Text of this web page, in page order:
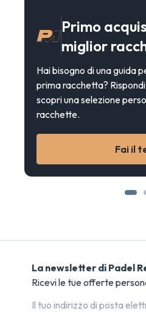
Primo
miglior
Hai bisogno di una guida
prima racchetta?
scopri una selezione
racchette.
Fai il
La newsletter di Padel
Ricevi le tue offerte